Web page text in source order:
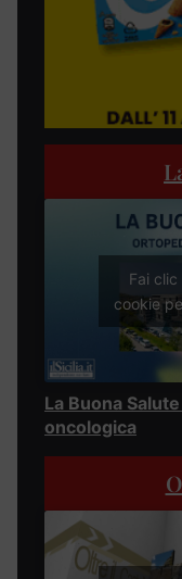
Fai
cookie
La Buona
oncologica